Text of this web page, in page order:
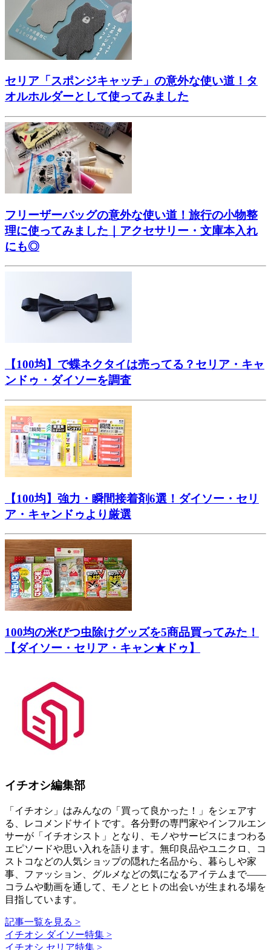
セリア「スポンジキャッチ」の意外な使い道！タ
オルホルダーとして使ってみました
フリーザーバッグの意外な使い道！旅行の小物整
理に使ってみました｜アクセサリー・文庫本入れ
にも◎
【100均】で蝶ネクタイは売ってる？セリア・キャ
ンドゥ・ダイソーを調査
【100均】強力・瞬間接着剤6選！ダイソー・セリ
ア・キャンドゥより厳選
100均の米びつ虫除けグッズを5商品買ってみた！
【ダイソー・セリア・キャン★ドゥ】
イチオシ編集部
「イチオシ」はみんなの「買って良かった！」をシェアす
る、レコメンドサイトです。各分野の専門家やインフルエン
サーが「イチオシスト」となり、モノやサービスにまつわる
エピソードや思い入れを語ります。無印良品やユニクロ、コ
ストコなどの人気ショップの隠れた名品から、暮らしや家
事、ファッション、グルメなどの気になるアイテムまで――
コラムや動画を通して、モノとヒトの出会いが生まれる場を
目指しています。
記事一覧を見る >
イチオシ ダイソー特集 >
イチオシ セリア特集 >